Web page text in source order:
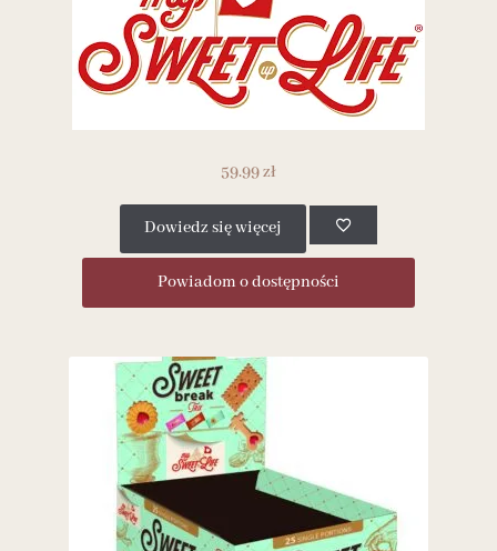
59.99zł
Dowiedz się więcej
Powiadom o dostępności